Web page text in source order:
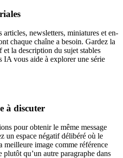
articles, newsletters, miniatures et en-
chaque chaîne a besoin. Gardez la
et la description du sujet stables
IA vous aide à explorer une série
à discuter
pour obtenir le même message
un espace négatif délibéré où le
meilleure image comme référence
qu’un autre paragraphe dans